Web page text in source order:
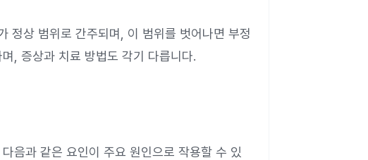
정상 범위로 간주되며, 이 범위를 벗어나면 부정
, 증상과 치료 방법도 각기 다릅니다.
음과 같은 요인이 주요 원인으로 작용할 수 있